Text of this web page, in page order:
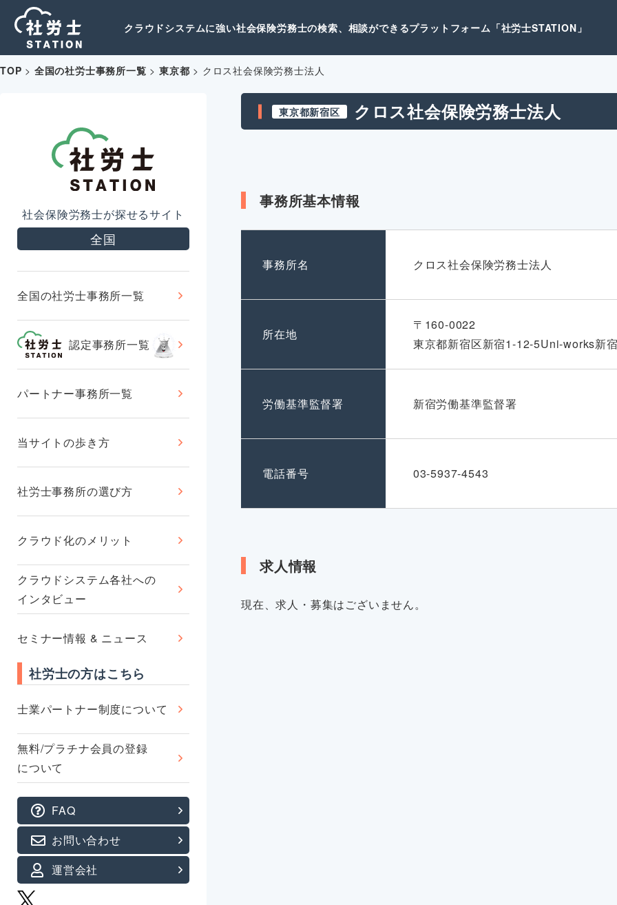
クラウドシステムに強い社会保険労務士の検索、相談ができるプラットフォーム「社労士STATION」
TOP > 全国の社労士事務所一覧 >東京都 > クロス社会保険労務士法人
社会保険労務士が探せるサイト
全国
全国の社労士事務所一覧
認定事務所一覧
パートナー事務所一覧
当サイトの歩き方
社労士事務所の選び方
クラウド化のメリット
クラウドシステム各社への
インタビュー
セミナー情報 & ニュース
社労士の方はこちら
士業パートナー制度について
無料/プラチナ会員の登録
について
FAQ
お問い合わせ
運営会社
東京都新宿区 クロス社会保険労務士法人
事務所基本情報
事務所名 クロス社会保険労務士法人
所在地
〒160-0022
東京都新宿区新宿1-12-5Uni-works新
労働基準監督署 新宿労働基準監督署
電話番号 03-5937-4543
求人情報
現在、求人・募集はございません。